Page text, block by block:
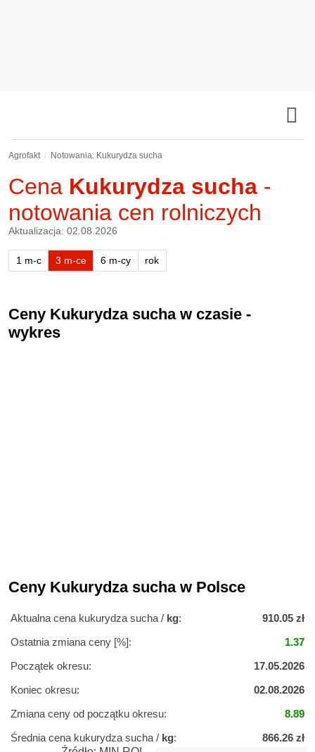
Agrofakt Notowania: Kukurydza sucha
Cena Kukurydza sucha -
notowania cen rolniczych
Aktualizacja: 02.08.2026
1 m-c 3 m-ce 6 m-cy rok
Ceny Kukurydza sucha w czasie -
wykres
Ceny Kukurydza sucha w Polsce
Aktualna cena kukurydza sucha / kg:
910.05 zł
Ostatnia zmiana ceny [%]:
1.37
Początek okresu:
17.05.2026
Koniec okresu:
02.08.2026
Zmiana ceny od początku okresu:
8.89
Średnia cena kukurydza sucha / kg:
866.26 zł